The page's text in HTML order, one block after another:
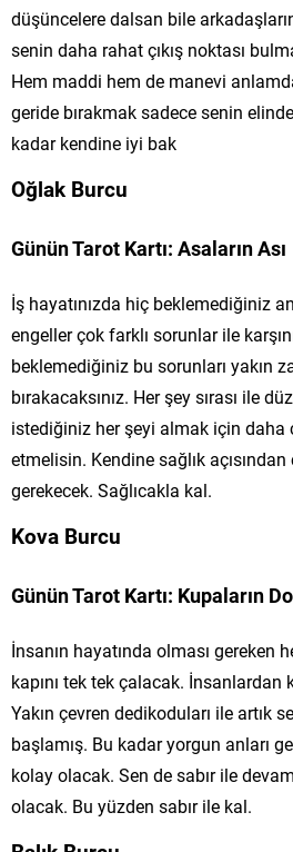
düşüncelere dalsan bile
senin daha rahat çıkış noktası
Hem maddi hem de manevi
geride bırakmak sadece senin
kadar kendine iyi bak
Oğlak Burcu
Günün Tarot Kartı: Asaların Ası
İş hayatınızda hiç beklemediğiniz
engeller çok farklı sorunlar ile
beklemediğiniz bu sorunları yakın
bırakacaksınız. Her şey sırası ile
istediğiniz her şeyi almak için daha
etmelisin. Kendine sağlık
gerekecek. Sağlıcakla kal.
Kova Burcu
Günün Tarot Kartı: Kupaların
İnsanın hayatında olması gereken
kapını tek tek çalacak.
Yakın çevren dedikoduları ile artık
başlamış. Bu kadar yorgun anları
kolay olacak. Sen de sabır ile
olacak. Bu yüzden sabır ile kal.